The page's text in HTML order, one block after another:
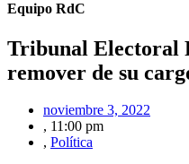
Equipo RdC
Tribunal Electoral
remover de su
noviembre 3, 2022
, 11:00 pm
, Política